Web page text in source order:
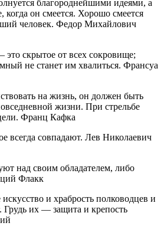
благороднейшими идеями, а
когда он смеется. Хорошо смеется
человек. Федор Михайлович
скрытое от всех сокровище;
не станет им хвалиться. Франсуа
на жизнь, он должен быть
жизни. При стрельбе
Франц Кафка
всегда совпадают. Лев Николаевич
над своим обладателем, либо
Флакк
и храбрость полководцев и
Грудь их — защита и крепость